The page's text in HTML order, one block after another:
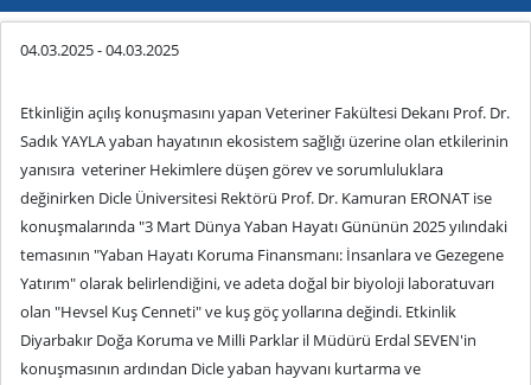
04.03.2025-04.03.2025
Etkinliğin açılış konuşmasını yapan Veteriner Fakültesi Dekanı Prof. Dr.
Sadık YAYLA yaban hayatının ekosistem sağlığı üzerine olan etkilerinin
yanısıra veteriner Hekimlere düşen görev ve sorumluluklara
değinirken Dicle Üniversitesi Rektörü Prof. Dr. Kamuran ERONAT ise
konuşmalarında "3 Mart Dünya Yaban Hayatı Gününün 2025 yılındaki
temasının "Yaban Hayatı Koruma Finansmanı: İnsanlara ve Gezegene
Yatırım" olarak belirlendiğini, ve adeta doğal bir biyoloji laboratuvarı
olan "Hevsel Kuş Cenneti" ve kuş göç yollarına değindi. Etkinlik
Diyarbakır Doğa Koruma ve Milli Parklar il Müdürü Erdal SEVEN'in
konuşmasının ardından Dicle yaban hayvanı kurtarma ve